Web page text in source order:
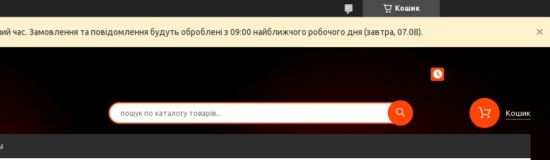
Кошик
час. Замовлення та повідомлення будуть оброблені з 09:00 найближчого робочого дня (завтра, 07.08).
Кошик